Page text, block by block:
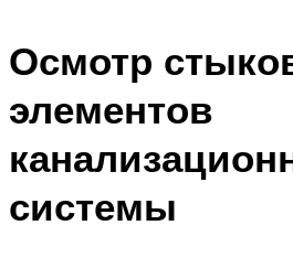
Осмотр
элементов
системы